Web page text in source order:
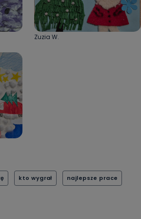
Zuzia W.
kto wygrał najlepsze prace